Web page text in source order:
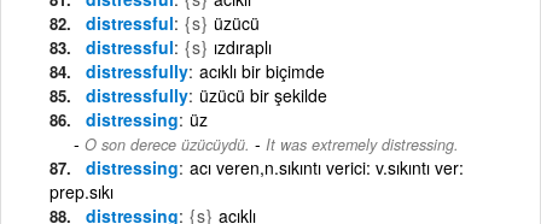
distressful {s} üzücü
distressful {s} ızdıraplı
distressfully acıklı bir biçimde
distressfully üzücü bir şekilde
distressing üz
O son derece üzücüydü. - It was extremely distressing.
distressing acı veren,n.sıkıntı verici: v.sıkıntı ver:
prep.sıkı
distressing {s} acıklı